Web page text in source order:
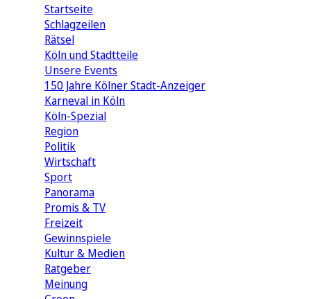
Startseite
Schlagzeilen
Rätsel
Köln und Stadtteile
Unsere Events
150 Jahre Kölner Stadt-Anzeiger
Karneval in Köln
Köln-Spezial
Region
Politik
Wirtschaft
Sport
Panorama
Promis & TV
Freizeit
Gewinnspiele
Kultur & Medien
Ratgeber
Meinung